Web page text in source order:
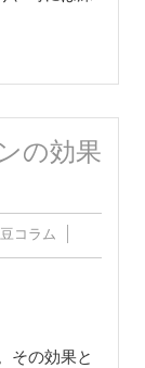
の効果
コラム
その効果と